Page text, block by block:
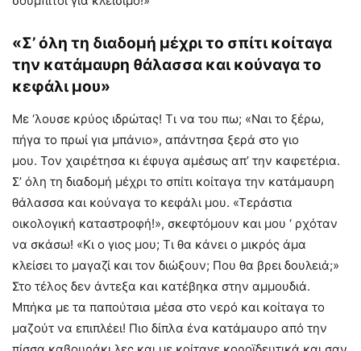
«Σ’ όλη τη διαδομή μέχρι το σπίτι κοίταγα
την κατάμαυρη θάλασσα και κούναγα το
κεφάλι μου»
Με ‘λουσε κρύος ιδρώτας! Τι να του πω; «Ναι το ξέρω,
πήγα το πρωί για μπάνιο», απάντησα ξερά στο γιο
μου. Τον χαιρέτησα κι έφυγα αμέσως απ’ την καφετέρια.
Σ’ όλη τη διαδομή μέχρι το σπίτι κοίταγα την κατάμαυρη
θάλασσα και κούναγα το κεφάλι μου. «Τεράστια
οικολογική καταστροφή!», σκεφτόμουν και μου ‘ ρχόταν
να σκάσω! «Κι ο γιος μου; Τι θα κάνει ο μικρός άμα
κλείσει το μαγαζί και τον διώξουν; Που θα βρει δουλειά;»
Στο τέλος δεν άντεξα και κατέβηκα στην αμμουδιά.
Μπήκα με τα παπούτσια μέσα στο νερό και κοίταγα το
μαζούτ να επιπλέει! Πιο δίπλα ένα κατάμαυρο από την